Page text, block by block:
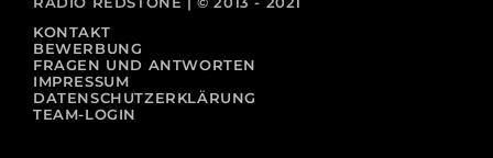
KONTAKT
BEWERBUNG
FRAGEN UND ANTWORTEN
IMPRESSUM
DATENSCHUTZERKLÄRUNG
TEAM-LOGIN